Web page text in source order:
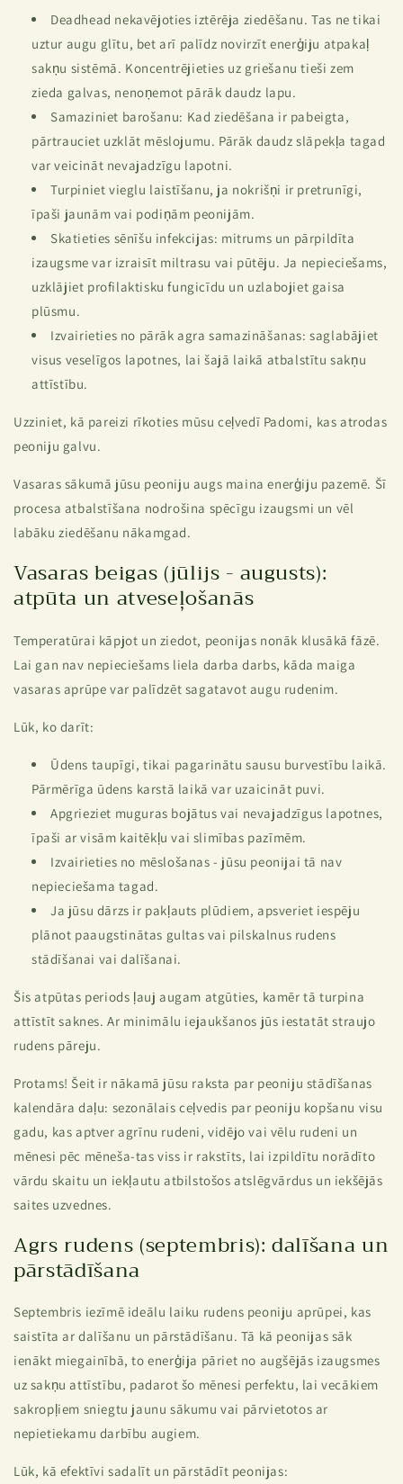
Deadhead nekavējoties iztērēja ziedēšanu. Tas ne tikai
uztur augu glītu, bet arī palīdz novirzīt enerģiju atpakaļ
sakņu sistēmā. Koncentrējieties uz griešanu tieši zem
zieda galvas, nenoņemot pārāk daudz lapu.
Samaziniet barošanu: Kad ziedēšana ir pabeigta,
pārtrauciet uzklāt mēslojumu. Pārāk daudz slāpekļa tagad
var veicināt nevajadzīgu lapotni.
Turpiniet vieglu laistīšanu, ja nokrišņi ir pretrunīgi,
īpaši jaunām vai podiņām peonijām.
Skatieties sēnīšu infekcijas: mitrums un pārpildīta
izaugsme var izraisīt miltrasu vai pūtēju. Ja nepieciešams,
uzklājiet profilaktisku fungicīdu un uzlabojiet gaisa
plūsmu.
Izvairieties no pārāk agra samazināšanas: saglabājiet
visus veselīgos lapotnes, lai šajā laikā atbalstītu sakņu
attīstību.
Uzziniet, kā pareizi rīkoties mūsu ceļvedī Padomi, kas atrodas
peoniju galvu.
Vasaras sākumā jūsu peoniju augs maina enerģiju pazemē. Šī
procesa atbalstīšana nodrošina spēcīgu izaugsmi un vēl
labāku ziedēšanu nākamgad.
Vasaras beigas (jūlijs - augusts):
atpūta un atveseļošanās
Temperatūrai kāpjot un ziedot, peonijas nonāk klusākā fāzē.
Lai gan nav nepieciešams liela darba darbs, kāda maiga
vasaras aprūpe var palīdzēt sagatavot augu rudenim.
Lūk, ko darīt:
Ūdens taupīgi, tikai pagarinātu sausu burvestību laikā.
Pārmērīga ūdens karstā laikā var uzaicināt puvi.
Apgrieziet muguras bojātus vai nevajadzīgus lapotnes,
īpaši ar visām kaitēkļu vai slimības pazīmēm.
Izvairieties no mēslošanas - jūsu peonijai tā nav
nepieciešama tagad.
Ja jūsu dārzs ir pakļauts plūdiem, apsveriet iespēju
plānot paaugstinātas gultas vai pilskalnus rudens
stādīšanai vai dalīšanai.
Šis atpūtas periods ļauj augam atgūties, kamēr tā turpina
attīstīt saknes. Ar minimālu iejaukšanos jūs iestatāt straujo
rudens pāreju.
Protams! Šeit ir nākamā jūsu raksta par peoniju stādīšanas
kalendāra daļu: sezonālais ceļvedis par peoniju kopšanu visu
gadu, kas aptver agrīnu rudeni, vidējo vai vēlu rudeni un
mēnesi pēc mēneša-tas viss ir rakstīts, lai izpildītu norādīto
vārdu skaitu un iekļautu atbilstošos atslēgvārdus un iekšējās
saites uzvednes.
Agrs rudens (septembris): dalīšana un
pārstādīšana
Septembris iezīmē ideālu laiku rudens peoniju aprūpei, kas
saistīta ar dalīšanu un pārstādīšanu. Tā kā peonijas sāk
ienākt miegainībā, to enerģija pāriet no augšējās izaugsmes
uz sakņu attīstību, padarot šo mēnesi perfektu, lai vecākiem
sakropļiem sniegtu jaunu sākumu vai pārvietotos ar
nepietiekamu darbību augiem.
Lūk, kā efektīvi sadalīt un pārstādīt peonijas: